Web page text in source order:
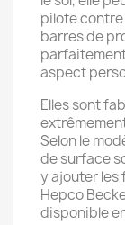
pilote
barres de
aspect
Elles sont
Selon le
de surface
y ajouter les
Hepco
disponible